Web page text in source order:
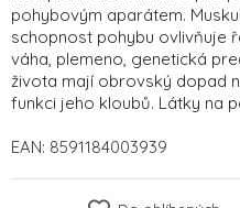
pohybovým aparátem.
schopnost pohybu ovlivňuje
váha, plemeno, genetická
života mají obrovský dopad
funkci jeho kloubů. Látky na
EAN: 8591184003939